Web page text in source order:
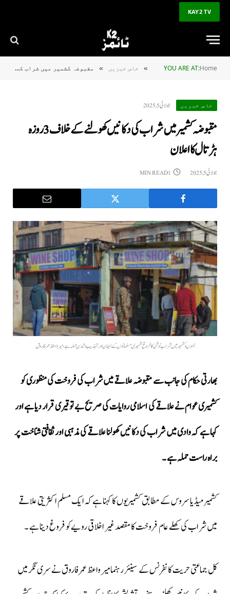
KAY2 TV
YOU ARE AT:Home
» خاص خبریں » مقبوضہ کشمیر میں شراب کی دکانیں کھولنےکےخلاف 3 روزہ ہڑتال کا اعلان
خاص خبریں جولائی 5, 2025
مقبوضہ کشمیر میں شراب کی دکانیں کھولنےکےخلاف 3 روزہ
ہڑتال کا اعلان
جولائی 5, 2025 1 MIN READ
جموں وکشمیر میں شراب نوشی کا فروغ کشمیری مسلمانوں کے ایمان اور تہذیب و تمدن حملہ ہے،میرواعظ عمر فاروق
بھارتی حکام کی جانب سے مقبوضہ علاقے میں شراب کی فروخت کی منظوری کو
کشمیری عوام نے علاقے کی اسلامی روایات کی صریح بے توقیری قرار دیا ہے اور
کہا ہے کہ وادی میں شراب کی دکانیں کھولنا علاقے کی مذہبی اور ثقافتی شناخت پر
براہ راست حملہ ہے ۔
کشمیر میڈیا سروس کے مطابق کشمیریوں کا کہنا ہےکہ ایک مسلم اکثریتی علاقے
میں شراب کی کھلے عام فروخت کا مقصد غیر اخلاقی رویےکو فروغ دینا ہے ۔
کل جماعتی حریت کانفرنس کے سینئر رہنما میر واعظ عمر فاروق نے سری نگر میں